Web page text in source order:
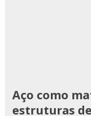
Aço como
estruturas